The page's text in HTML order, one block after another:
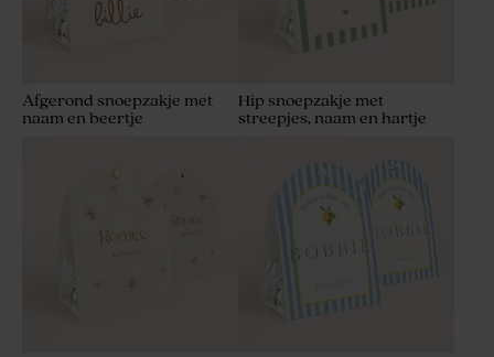
Afgerond snoepzakje met
naam en beertje
Hip snoepzakje met
streepjes, naam en hartje